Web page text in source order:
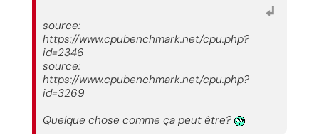
source:
https://www.cpubenchmark.net/cpu.php?
id=2346
source:
https://www.cpubenchmark.net/cpu.php?
id=3269
Quelque chose comme ça peut être?